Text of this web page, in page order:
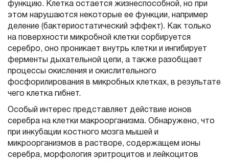
функцию. Клетка остается жизнеспособной, но при
этом нарушаются некоторые ее функции, например
деление (бактериостатический эффект). Как только
на поверхности микробной клетки сорбируется
серебро, оно проникает внутрь клетки и ингибирует
ферменты дыхательной цепи, а также разобщает
процессы окисления и окислительного
фосфорилирования в микробных клетках, в результате
чего клетка гибнет.
Особый интерес представляет действие ионов
серебра на клетки макроорганизма. Обнаружено, что
при инкубации костного мозга мышей и
микроорганизмов в растворе, содержащем ионы
серебра, морфология эритроцитов и лейкоцитов